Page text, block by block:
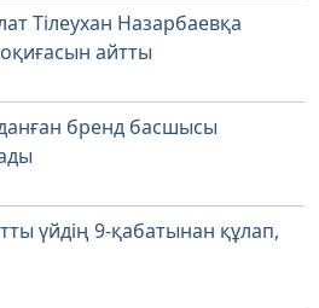
Тілеухан Назарбаевқа
айтты
бренд басшысы
үйдің 9-қабатынан құлап,